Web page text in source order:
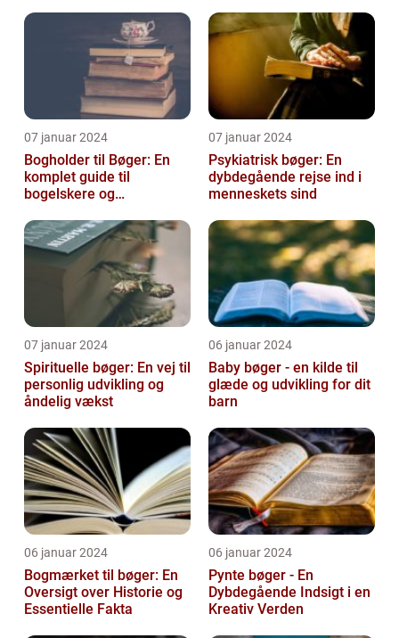
07 januar 2024
Bogholder til Bøger: En
komplet guide til
bogelskere og
07 januar 2024
Psykiatrisk bøger: En
dybdegående rejse ind i
menneskets sind
07 januar 2024
Spirituelle bøger: En vej til
personlig udvikling og
åndelig vækst
06 januar 2024
Baby bøger - en kilde til
glæde og udvikling for dit
barn
06 januar 2024
Bogmærket til bøger: En
Oversigt over Historie og
Essentielle Fakta
06 januar 2024
Pynte bøger - En
Dybdegående Indsigt i en
Kreativ Verden